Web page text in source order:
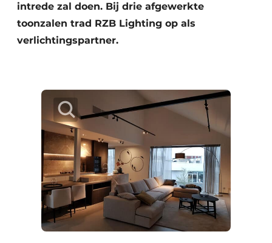
intrede zal doen. Bij drie afgewerkte
toonzalen trad RZB Lighting op als
verlichtingspartner.